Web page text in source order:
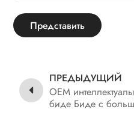
Представить
ПРЕДЫДУЩИЙ
OEM
биде Биде с